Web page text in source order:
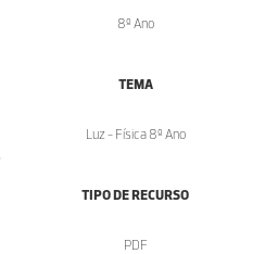
8º Ano
TEMA
Luz - Física 8º Ano
TIPO DE RECURSO
PDF